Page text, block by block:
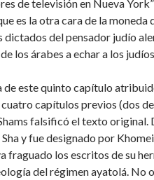
de televisión en Nueva
es la otra cara de la moneda
dictados del pensador judío
los árabes a echar a los
este quinto capítulo
capítulos previos (dos
falsificó el texto original.
y fue designado por
fraguado los escritos de su
del régimen ayatolá. No